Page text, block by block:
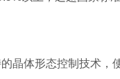
体形态控制技术，